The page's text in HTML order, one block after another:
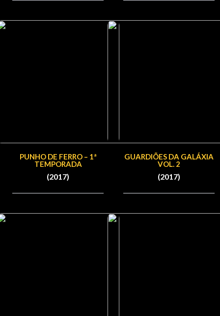
PUNHO DE FERRO – 1ª
TEMPORADA
(2017)
GUARDIÕES DA GALÁXIA
VOL. 2
(2017)